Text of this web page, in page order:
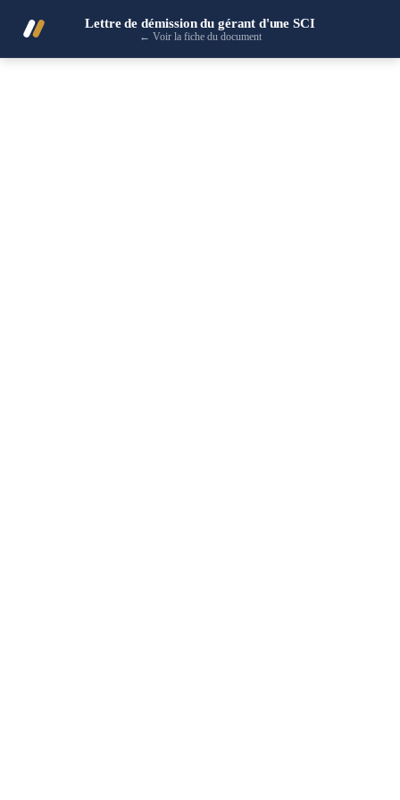
Lettre de démission du gérant d'une SCI
← Voir la fiche du document